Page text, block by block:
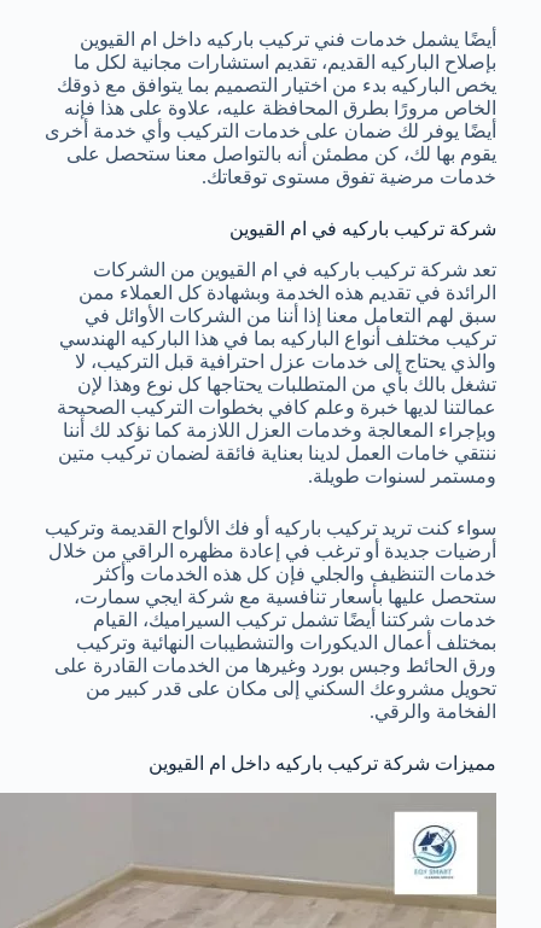
أيضًا يشمل خدمات فني تركيب باركيه داخل ام القيوين
بإصلاح الباركيه القديم، تقديم استشارات مجانية لكل ما
يخص الباركيه بدء من اختيار التصميم بما يتوافق مع ذوقك
الخاص مرورًا بطرق المحافظة عليه، علاوة على هذا فإنه
أيضًا يوفر لك ضمان على خدمات التركيب وأي خدمة أخرى
يقوم بها لك، كن مطمئن أنه بالتواصل معنا ستحصل على
خدمات مرضية تفوق مستوى توقعاتك.
شركة تركيب باركيه في ام القيوين
تعد شركة تركيب باركيه في ام القيوين من الشركات
الرائدة في تقديم هذه الخدمة وبشهادة كل العملاء ممن
سبق لهم التعامل معنا إذا أننا من الشركات الأوائل في
تركيب مختلف أنواع الباركيه بما في هذا الباركيه الهندسي
والذي يحتاج إلى خدمات عزل احترافية قبل التركيب، لا
تشغل بالك بأي من المتطلبات يحتاجها كل نوع وهذا لإن
عمالتنا لديها خبرة وعلم كافي بخطوات التركيب الصحيحة
وبإجراء المعالجة وخدمات العزل اللازمة كما نؤكد لك أننا
ننتقي خامات العمل لدينا بعناية فائقة لضمان تركيب متين
ومستمر لسنوات طويلة.
سواء كنت تريد تركيب باركيه أو فك الألواح القديمة وتركيب
أرضيات جديدة أو ترغب في إعادة مظهره الراقي من خلال
خدمات التنظيف والجلي فإن كل هذه الخدمات وأكثر
ستحصل عليها بأسعار تنافسية مع شركة ايجي سمارت،
خدمات شركتنا أيضًا تشمل تركيب السيراميك، القيام
بمختلف أعمال الديكورات والتشطيبات النهائية وتركيب
ورق الحائط وجبس بورد وغيرها من الخدمات القادرة على
تحويل مشروعك السكني إلى مكان على قدر كبير من
الفخامة والرقي.
مميزات شركة تركيب باركيه داخل ام القيوين